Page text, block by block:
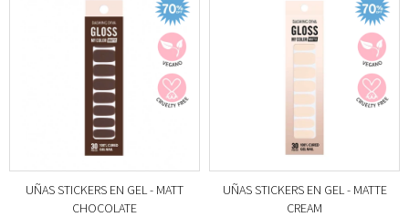
UÑAS STICKERS EN GEL - MATT
CHOCOLATE
UÑAS STICKERS EN GEL - MATTE
CREAM